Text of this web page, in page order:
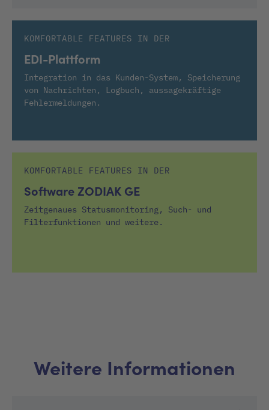
KOMFORTABLE FEATURES IN DER
EDI-Plattform
Integration in das Kunden-System, Speicherung
von Nachrichten, Logbuch, aussagekräftige
Fehlermeldungen.
KOMFORTABLE FEATURES IN DER
Software ZODIAK GE
Zeitgenaues Statusmonitoring, Such- und
Filterfunktionen und weitere.
Weitere Informationen